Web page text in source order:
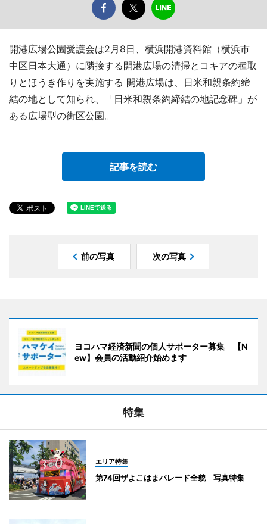
開港広場公園愛護会は2月8日、横浜開港資料館（横浜市
中区日本大通）に隣接する開港広場の清掃とコキアの種取
りとほうき作りを実施する 開港広場は、日米和親条約締
結の地として知られ、「日米和親条約締結の地記念碑」が
ある広場型の街区公園。
記事を読む
前の写真 次の写真
ヨコハマ経済新聞の個人サポーター募集 【N
ew】会員の活動紹介始めます
特集
エリア特集
第74回ザよこはまパレード全貌 写真特集